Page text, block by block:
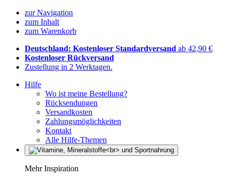
zur Navigation
zum Inhalt
zum Warenkorb
Deutschland: Kostenloser Standardversand ab 42,90 €
Kostenloser Rückversand
Zustellung in 2 Werktagen.
Hilfe
Wo ist meine Bestellung?
Rücksendungen
Versandkosten
Zahlungsmöglichkeiten
Kontakt
Alle Hilfe-Themen
Mehr Inspiration